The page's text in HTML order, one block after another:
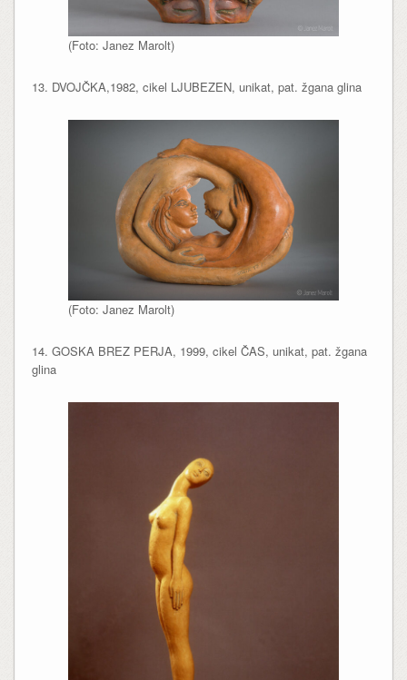
(Foto: Janez Marolt)
13. DVOJČKA,1982, cikel LJUBEZEN, unikat, pat. žgana glina
(Foto: Janez Marolt)
14. GOSKA BREZ PERJA, 1999, cikel ČAS, unikat, pat. žgana
glina